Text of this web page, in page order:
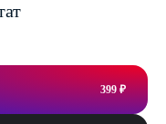
399 ₽